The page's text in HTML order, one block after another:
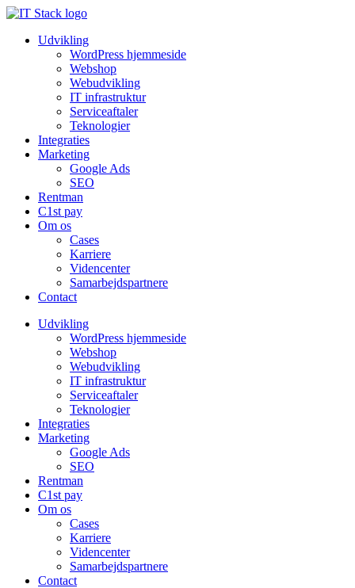
Udvikling
WordPress hjemmeside
Webshop
Webudvikling
IT infrastruktur
Serviceaftaler
Teknologier
Integraties
Marketing
Google Ads
SEO
Rentman
C1st pay
Om os
Cases
Karriere
Videncenter
Samarbejdspartnere
Contact
Udvikling
WordPress hjemmeside
Webshop
Webudvikling
IT infrastruktur
Serviceaftaler
Teknologier
Integraties
Marketing
Google Ads
SEO
Rentman
C1st pay
Om os
Cases
Karriere
Videncenter
Samarbejdspartnere
Contact